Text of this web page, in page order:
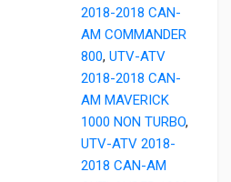
2018-2018 CAN-
AM COMMANDER
800, UTV-ATV
2018-2018 CAN-
AM MAVERICK
1000 NON TURBO,
UTV-ATV 2018-
2018 CAN-AM